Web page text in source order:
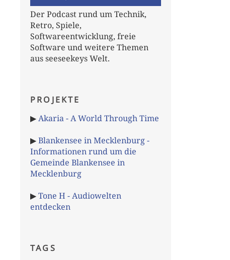
Der Podcast rund um Technik,
Retro, Spiele,
Softwareentwicklung, freie
Software und weitere Themen
aus seeseekeys Welt.
PROJEKTE
▶Akaria - A World Through Time
▶Blankensee in Mecklenburg -
Informationen rund um die
Gemeinde Blankensee in
Mecklenburg
▶Tone H - Audiowelten
entdecken
TAGS